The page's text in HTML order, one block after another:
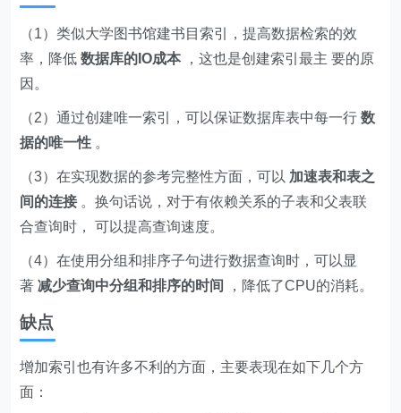
（1）类似大学图书馆建书目索引，提高数据检索的效
率，降低数据库的IO成本，这也是创建索引最主 要的原
因。
（2）通过创建唯一索引，可以保证数据库表中每一行数
据的唯一性 。
（3）在实现数据的参考完整性方面，可以 加速表和表之
间的连接 。换句话说，对于有依赖关系的子表和父表联
合查询时， 可以提高查询速度。
（4）在使用分组和排序子句进行数据查询时，可以显
著减少查询中分组和排序的时间 ，降低了CPU的消耗。
缺点
增加索引也有许多不利的方面，主要表现在如下几个方
面：